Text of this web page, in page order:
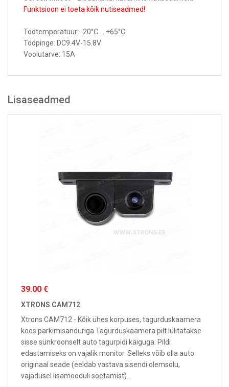
Funktsioon ei toeta kõik nutiseadmed!
Töötemperatuur: -20°C ... +65°C
Tööpinge: DC9.4V-15.8V
Voolutarve: 15A
Lisaseadmed
39.00 €
XTRONS CAM712
Xtrons CAM712 - Kõik ühes korpuses, tagurduskaamera
koos parkimisanduriga.Tagurduskaamera pilt lülitatakse
sisse sünkroonselt auto tagurpidi käiguga. Pildi
edastamiseks on vajalik monitor. Selleks võib olla auto
originaal seade (eeldab vastava sisendi olemsolu,
vajadusel lisamooduli soetamist)...